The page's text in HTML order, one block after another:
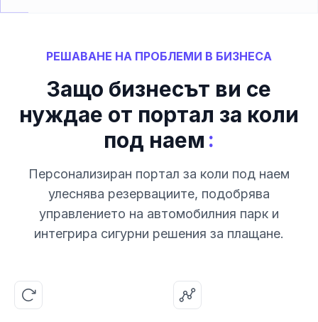
РЕШАВАНЕ НА ПРОБЛЕМИ В БИЗНЕСА
Защо бизнесът ви се
нуждае от портал за коли
под наем :
Персонализиран портал за коли под наем
улеснява резервациите, подобрява
управлението на автомобилния парк и
интегрира сигурни решения за плащане.